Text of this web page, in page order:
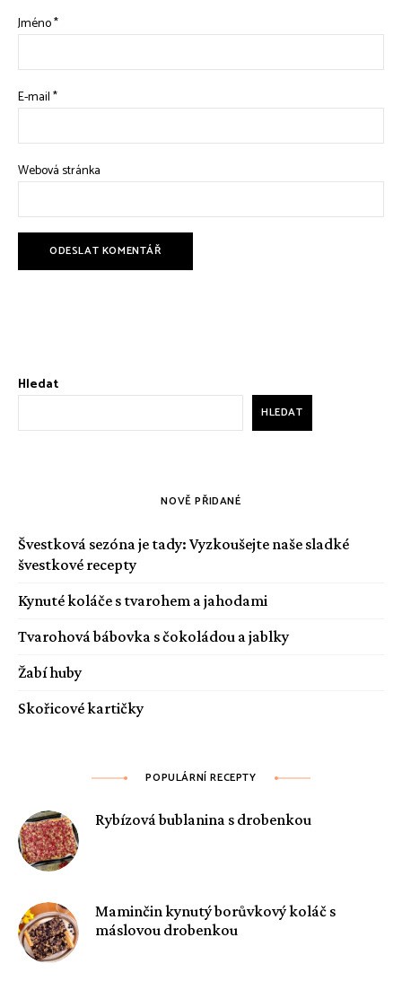
Jméno*
E-mail*
Webová stránka
Hledat
HLEDAT
NOVĚ PŘIDANÉ
Švestková sezóna je tady: Vyzkoušejte naše sladké
švestkové recepty
Kynuté koláče s tvarohem a jahodami
Tvarohová bábovka s čokoládou a jablky
Žabí huby
Skořicové kartičky
POPULÁRNÍ RECEPTY
Rybízová bublanina s drobenkou
Maminčin kynutý borůvkový koláč s
máslovou drobenkou